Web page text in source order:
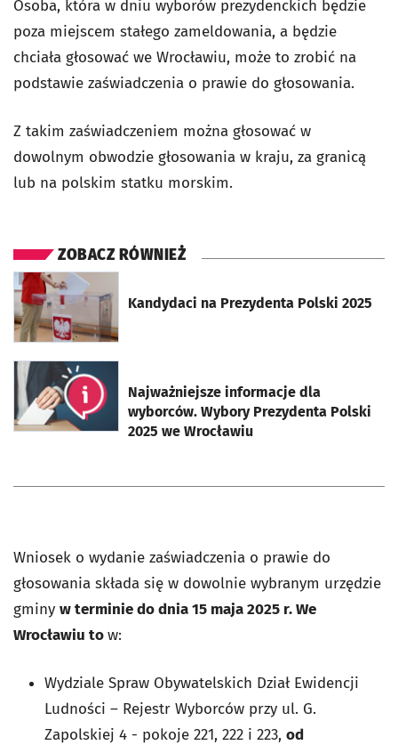
Osoba, która w dniu wyborów prezydenckich będzie
poza miejscem stałego zameldowania, a będzie
chciała głosować we Wrocławiu, może to zrobić na
podstawie zaświadczenia o prawie do głosowania.
Z takim zaświadczeniem można głosować w
dowolnym obwodzie głosowania w kraju, za granicą
lub na polskim statku morskim.
ZOBACZ RÓWNIEŻ
Kandydaci na Prezydenta Polski 2025
otworzy się w nowej karcie
Najważniejsze informacje dla
wyborców. Wybory Prezydenta Polski
2025 we Wrocławiu
otworzy się w nowej karcie
Wniosek o wydanie zaświadczenia o prawie do
głosowania składa się w dowolnie wybranym urzędzie
gminy w terminie do dnia 15 maja 2025 r. We
Wrocławiu tow:
Wydziale Spraw Obywatelskich Dział Ewidencji
Ludności – Rejestr Wyborców przy ul. G.
Zapolskiej 4 - pokoje 221, 222 i 223, od